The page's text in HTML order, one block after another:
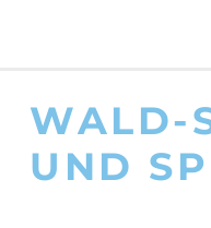
WALD-
UND